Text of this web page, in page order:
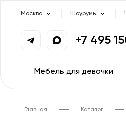
Москва Шоурумы
+7 495
Мебель для девочки
Главная Каталог